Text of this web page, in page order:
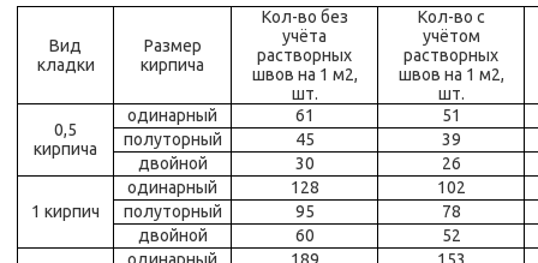
Вид
кладки
Размер
кирпича
Кол-во без
учёта
растворных
швов на 1 м2,
шт.
Кол-во с
учётом
растворных
швов на 1 м2,
шт.
0,5
кирпича
одинарный 61
51
полуторный
45
39
двойной
30 26
1 кирпич
одинарный 128
102
полуторный
95
78
двойной
60
52